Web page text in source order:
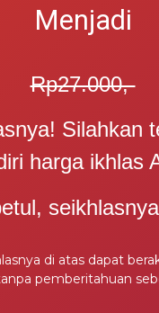
Menjadi
Rp27.000,-
Silahkan
harga ikhlas
di atas dapat
pemberitahuan